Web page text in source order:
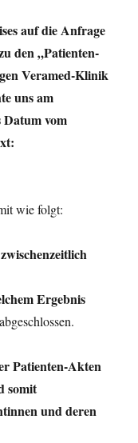
auf die Anfrage
den „Patienten-
Veramed-Klinik
uns am
Datum vom
wie folgt:
Ergebnis
Patienten-Akten
somit
und deren